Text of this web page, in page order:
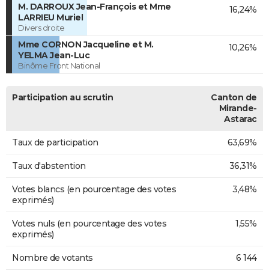
M. DARROUX Jean-François et Mme
LARRIEU Muriel
Divers droite
16,24%
Mme CORNON Jacqueline et M.
YELMA Jean-Luc
Binôme Front National
10,26%
Participation au scrutin
Canton de
Mirande-
Astarac
Taux de participation 63,69%
Taux d'abstention 36,31%
Votes blancs (en pourcentage des votes
exprimés)
3,48%
Votes nuls (en pourcentage des votes
exprimés)
1,55%
Nombre de votants 6 144